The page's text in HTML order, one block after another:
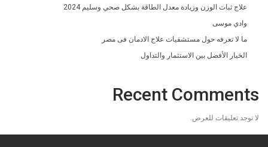
علاج ثبات الوزن وزيادة معدل الطاقة بشكل صحي وسليم 2024
وادي موسى
ما لا تعرفه حول مستشفيات علاج الادمان فى مصر
الخيار الأفضل بين الاستثمار والتداول
Recent Comments
لا توجد تعليقات للعرض.